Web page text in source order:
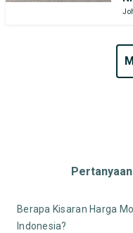
Berapa Kisaran Harga
Indonesia?